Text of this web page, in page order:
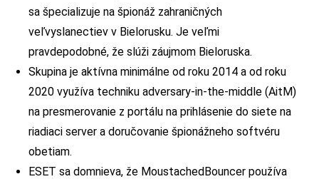
sa špecializuje na špionáž zahraničných
veľvyslanectiev v Bielorusku. Je veľmi
pravdepodobné, že slúži záujmom Bieloruska.
Skupina je aktívna minimálne od roku 2014 a od roku
2020 využíva techniku adversary-in-the-middle (AitM)
na presmerovanie z portálu na prihlásenie do siete na
riadiaci server a doručovanie špionážneho softvéru
obetiam.
ESET sa domnieva, že MoustachedBouncer používa